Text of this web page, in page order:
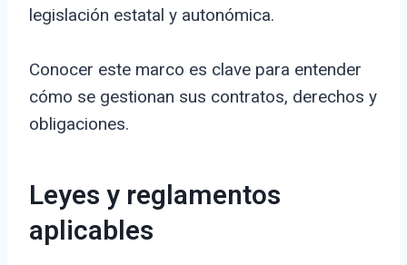
legislación estatal y autonómica.
Conocer este marco es clave para entender
cómo se gestionan sus contratos, derechos y
obligaciones.
Leyes y reglamentos
aplicables